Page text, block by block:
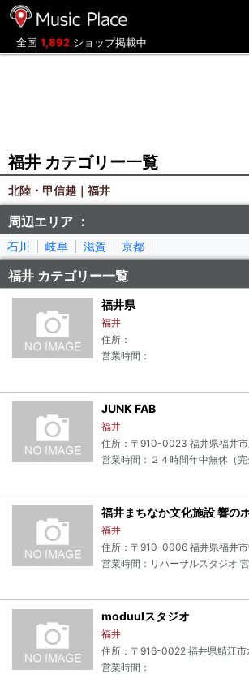
全国 1,892 ショップ掲載中
福井 カテゴリー一覧
北陸・甲信越｜福井
周辺エリア ：
石川 岐阜 滋賀 京都
福井 カテゴリー一覧
福井県
福井
住所：
営業時間：
JUNK FAB
福井
住所：〒910-0023 福井県福井市
営業時間：２４時間年中無休（完
福井まちなか文化施設 響の
福井
住所：〒910-0006 福井県福井
営業時間：リハーサルスタジオ
moduulスタジオ
福井
営業時間：